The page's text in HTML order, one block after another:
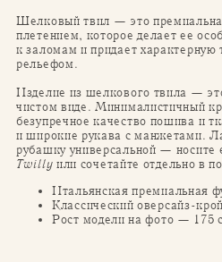
Шелковый твил — это
плетением, которое делает ее
к заломам и придает характерную
рельефом.
Изделие из шелкового твила —
чистом виде. Минималистичный
безупречное качество пошива и
и широкие рукава с манжетами.
рубашку универсальной —
Twilly или сочетайте отдельно в
Итальянская премиальная
Классический оверсайз-крой
Рост модели на фото — 175